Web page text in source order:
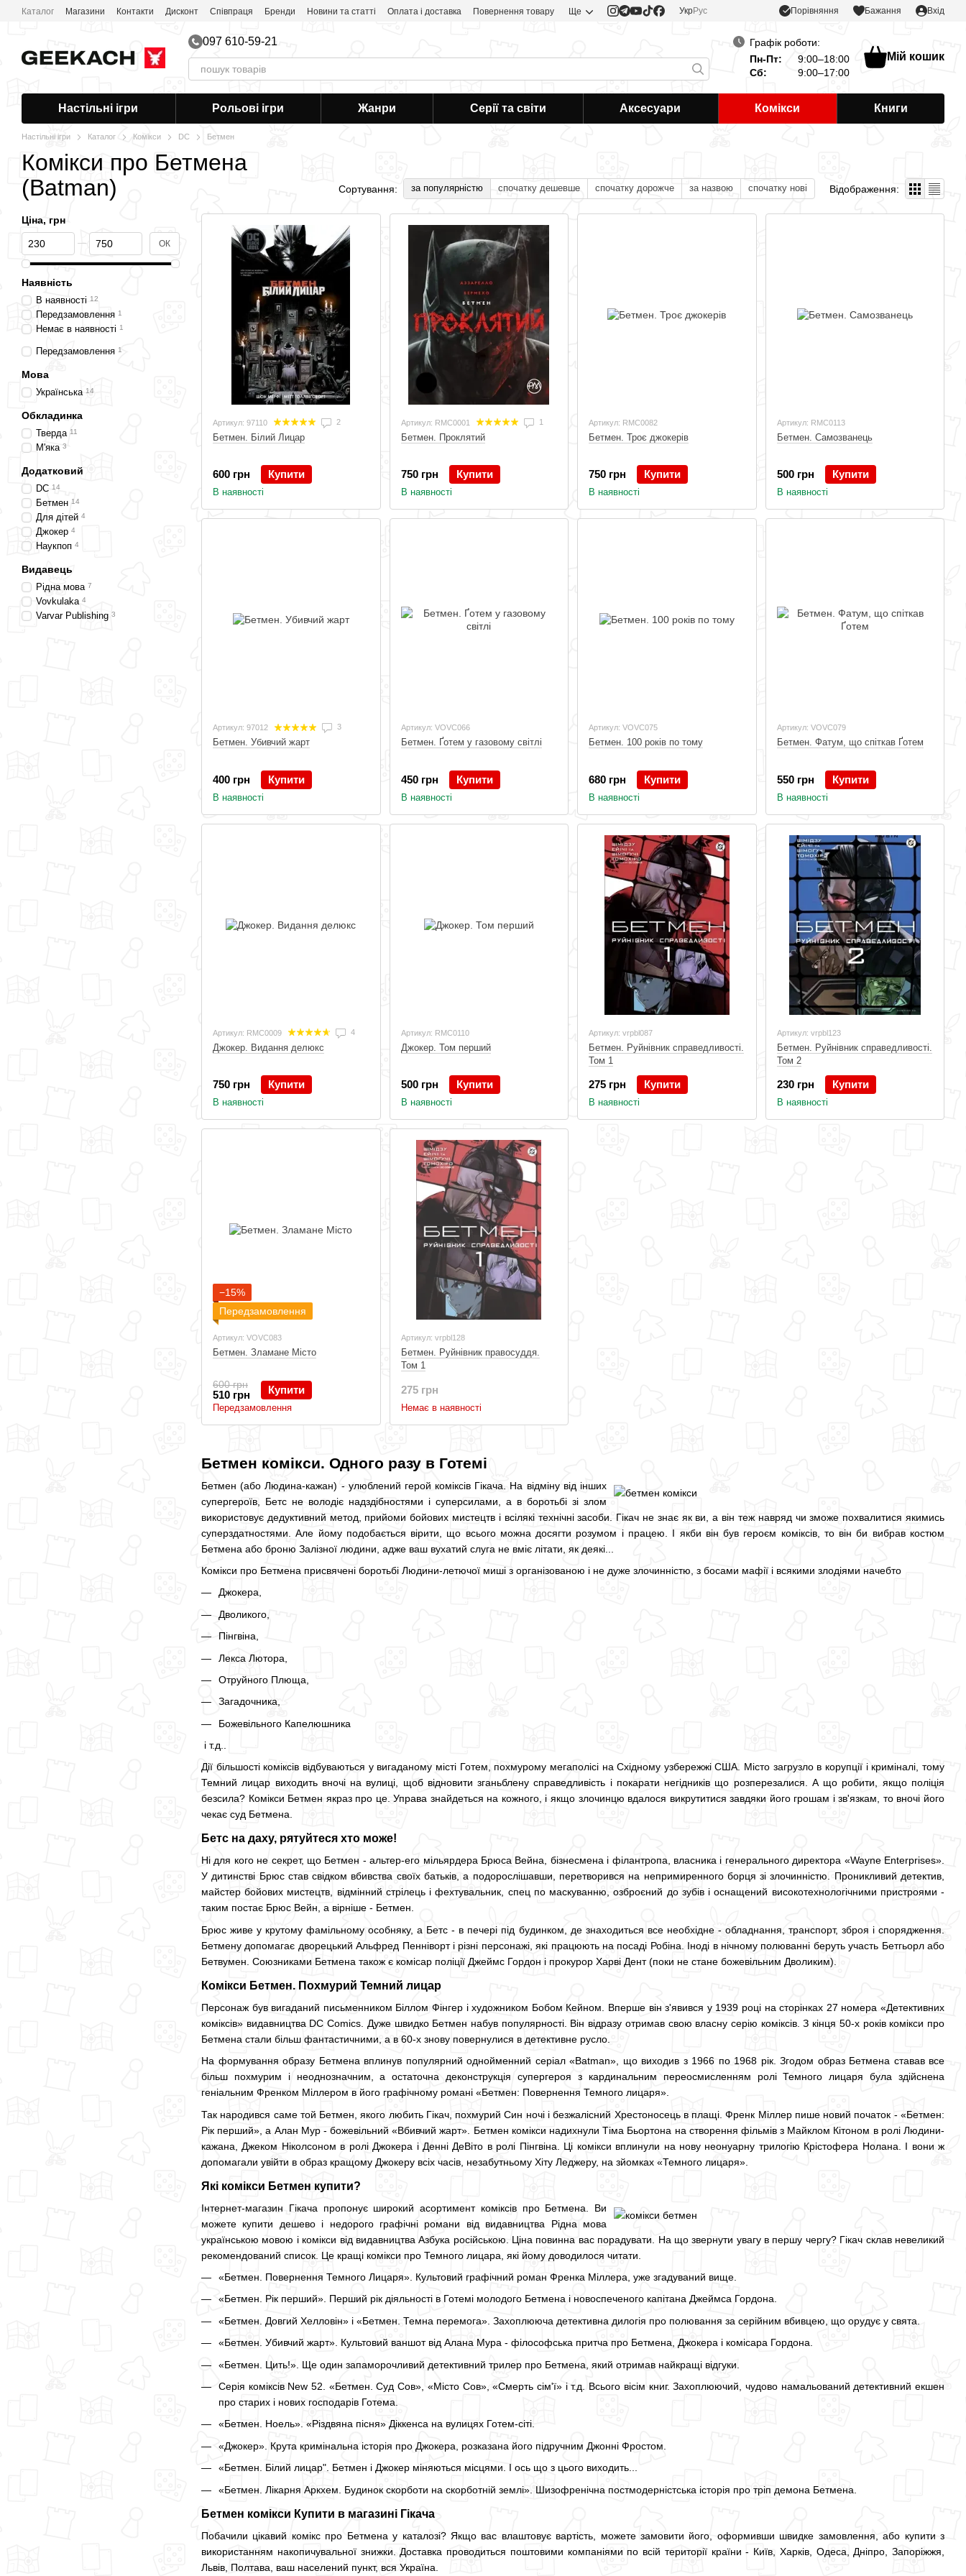
Перейти до основного контенту
Каталог Магазини Контакти Дисконт Співпраця Бренди Новини та статті Оплата і доставка Повернення товару Ще УкрРус Порівняння Бажання Вхід
097 610-59-21
Графік роботи:
Пн-Пт:
9:00–18:00
Сб:
9:00–17:00
Мій кошик
Настільні ігри Рольові ігри Жанри Серії та світи Аксесуари Комікси Книги
Настільні ігри Каталог Комікси DC Бетмен
Комікси про Бетмена
(Batman)
Сортування: за популярністю спочатку дешевше спочатку дорожче за назвою спочатку нові Відображення:
Бетмен комікси. Одного разу в Готемі
Бетмен (або Людина-кажан) - улюблений герой коміксів Гікача. На відміну від інших
супергероїв, Бетс не володіє надздібностями і суперсилами, а в боротьбі зі злом
використовує дедуктивний метод, прийоми бойових мистецтв і всілякі технічні засоби. Гікач не знає як ви, а він теж навряд чи зможе похвалитися якимись
суперздатностями. Але йому подобається вірити, що всього можна досягти розумом і працею. І якби він був героєм коміксів, то він би вибрав костюм
Бетмена або броню Залізної людини, адже ваш вухатий слуга не вміє літати, як деякі...
Комікси про Бетмена присвячені боротьбі Людини-летючої миші з організованою і не дуже злочинністю, з босами мафії і всякими злодіями начебто
Джокера,
Дволикого,
Пінгвіна,
Лекса Лютора,
Отруйного Плюща,
Загадочника,
Божевільного Капелюшника
і т.д..
Дії більшості коміксів відбуваються у вигаданому місті Готем, похмурому мегаполісі на Східному узбережжі США. Місто загрузло в корупції і криміналі, тому
Темний лицар виходить вночі на вулиці, щоб відновити зганьблену справедливість і покарати негідників що розперезалися. А що робити, якщо поліція
безсила? Комікси Бетмен якраз про це. Управа знайдеться на кожного, і якщо злочинцю вдалося викрутитися завдяки його грошам і зв'язкам, то вночі його
чекає суд Бетмена.
Бетс на даху, рятуйтеся хто може!
Ні для кого не секрет, що Бетмен - альтер-его мільярдера Брюса Вейна, бізнесмена і філантропа, власника і генерального директора «Wayne Enterprises».
У дитинстві Брюс став свідком вбивства своїх батьків, а подорослішавши, перетворився на непримиренного борця зі злочинністю. Проникливий детектив,
майстер бойових мистецтв, відмінний стрілець і фехтувальник, спец по маскуванню, озброєний до зубів і оснащений високотехнологічними пристроями -
таким постає Брюс Вейн, а вірніше - Бетмен.
Брюс живе у крутому фамільному особняку, а Бетс - в печері під будинком, де знаходиться все необхідне - обладнання, транспорт, зброя і спорядження.
Бетмену допомагає дворецький Альфред Пенніворт і різні персонажі, які працюють на посаді Робіна. Іноді в нічному полюванні беруть участь Бетгьорл або
Бетвумен. Союзниками Бетмена також є комісар поліції Джеймс Гордон і прокурор Харві Дент (поки не стане божевільним Дволиким).
Комікси Бетмен. Похмурий Темний лицар
Персонаж був вигаданий письменником Біллом Фінгер і художником Бобом Кейном. Вперше він з'явився у 1939 році на сторінках 27 номера «Детективних
коміксів» видавництва DC Comics. Дуже швидко Бетмен набув популярності. Він відразу отримав свою власну серію коміксів. З кінця 50-х років комікси про
Бетмена стали більш фантастичними, а в 60-х знову повернулися в детективне русло.
На формування образу Бетмена вплинув популярний однойменний серіал «Batman», що виходив з 1966 по 1968 рік. Згодом образ Бетмена ставав все
більш похмурим і неоднозначним, а остаточна деконструкція супергероя з кардинальним переосмисленням ролі Темного лицаря була здійснена
геніальним Френком Міллером в його графічному романі «Бетмен: Повернення Темного лицаря».
Так народився саме той Бетмен, якого любить Гікач, похмурий Син ночі і безжалісний Хрестоносець в плащі. Френк Міллер пише новий початок - «Бетмен:
Рік перший», а Алан Мур - божевільний «Вбивчий жарт». Бетмен комікси надихнули Тіма Бьортона на створення фільмів з Майклом Кітоном в ролі Людини-
кажана, Джеком Ніколсоном в ролі Джокера і Денні ДеВіто в ролі Пінгвіна. Ці комікси вплинули на нову неонуарну трилогію Крістофера Нолана. І вони ж
допомагали увійти в образ кращому Джокеру всіх часів, незабутньому Хіту Леджеру, на зйомках «Темного лицаря».
Які комікси Бетмен купити?
Інтернет-магазин Гікача пропонує широкий асортимент коміксів про Бетмена. Ви
можете купити дешево і недорого графічні романи від видавництва Рідна мова
українською мовою і комікси від видавництва Азбука російською. Ціна повинна вас порадувати. На що звернути увагу в першу чергу? Гікач склав невеликий
рекомендований список. Це кращі комікси про Темного лицара, які йому доводилося читати.
«Бетмен. Повернення Темного Лицаря». Культовий графічний роман Френка Міллера, уже згадуваний вище.
«Бетмен. Рік перший». Перший рік діяльності в Готемі молодого Бетмена і новоспеченого капітана Джеймса Гордона.
«Бетмен. Довгий Хелловін» і «Бетмен. Темна перемога». Захоплююча детективна дилогія про полювання за серійним вбивцею, що орудує у свята.
«Бетмен. Убивчий жарт». Культовий ваншот від Алана Мура - філософська притча про Бетмена, Джокера і комісара Гордона.
«Бетмен. Цить!». Ще один запаморочливий детективний трилер про Бетмена, який отримав найкращі відгуки.
Серія коміксів New 52. «Бетмен. Суд Сов», «Місто Сов», «Смерть сім'ї» і т.д. Всього вісім книг. Захоплюючий, чудово намальований детективний екшен
про старих і нових господарів Готема.
«Бетмен. Ноель». «Різдвяна пісня» Діккенса на вулицях Готем-сіті.
«Джокер». Крута кримінальна історія про Джокера, розказана його підручним Джонні Фростом.
«Бетмен. Білий лицар". Бетмен і Джокер міняються місцями. І ось що з цього виходить...
«Бетмен. Лікарня Аркхем. Будинок скорботи на скорботній землі». Шизофренічна постмодерністська історія про тріп демона Бетмена.
Бетмен комікси Купити в магазині Гікача
Побачили цікавий комікс про Бетмена у каталозі? Якщо вас влаштовує вартість, можете замовити його, оформивши швидке замовлення, або купити з
використанням накопичувальної знижки. Доставка проводиться поштовими компаніями по всій території країни - Київ, Харків, Одеса, Дніпро, Запоріжжя,
Львів, Полтава, ваш населений пункт, вся Україна.
Артикул: 97110 2
Бетмен. Білий Лицар
600 грн Купити
В наявності
Артикул: RMC0001 1
Бетмен. Проклятий
750 грн Купити
В наявності
Артикул: RMC0082
Бетмен. Троє джокерів
750 грн Купити
В наявності
Артикул: RMC0113
Бетмен. Самозванець
500 грн Купити
В наявності
Артикул: 97012 3
Бетмен. Убивчий жарт
400 грн Купити
В наявності
Артикул: VOVC066
Бетмен. Ґотем у газовому світлі
450 грн Купити
В наявності
Артикул: VOVC075
Бетмен. 100 років по тому
680 грн Купити
В наявності
Артикул: VOVC079
Бетмен. Фатум, що спіткав Ґотем
550 грн Купити
В наявності
Артикул: RMC0009 4
Джокер. Видання делюкс
750 грн Купити
В наявності
Артикул: RMC0110
Джокер. Том перший
500 грн Купити
В наявності
Артикул: vrpbl087
Бетмен. Руйнівник справедливості.
Том 1
275 грн Купити
В наявності
Артикул: vrpbl123
Бетмен. Руйнівник справедливості.
Том 2
230 грн Купити
В наявності
−15%
Передзамовлення
Артикул: VOVC083
Бетмен. Зламане Місто
600 грн
510 грн Купити
Передзамовлення
Артикул: vrpbl128
Бетмен. Руйнівник правосуддя.
Том 1
275 грн
Немає в наявності
Ціна, грн
Від Ціна, грн
До Ціна, грн ОК
Наявність
В наявності 12
Передзамовлення 1
Немає в наявності 1
Передзамовлення 1
Мова
Українська 14
Обкладинка
Тверда 11
М'яка 3
Додатковий
DC 14
Бетмен 14
Для дітей 4
Джокер 4
Наукпоп 4
Видавець
Рідна мова 7
Vovkulaka 4
Varvar Publishing 3